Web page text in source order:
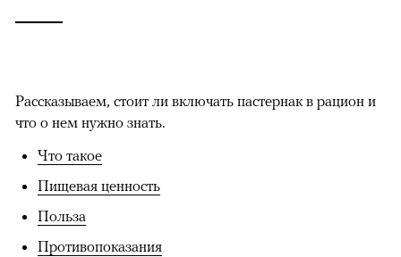
Рассказываем, стоит ли включать пастернак в рацион и
что о нем нужно знать.
Что такое
Пищевая ценность
Польза
Противопоказания